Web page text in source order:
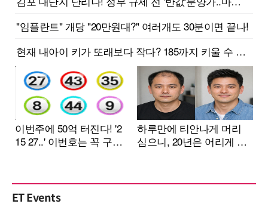
ET Events